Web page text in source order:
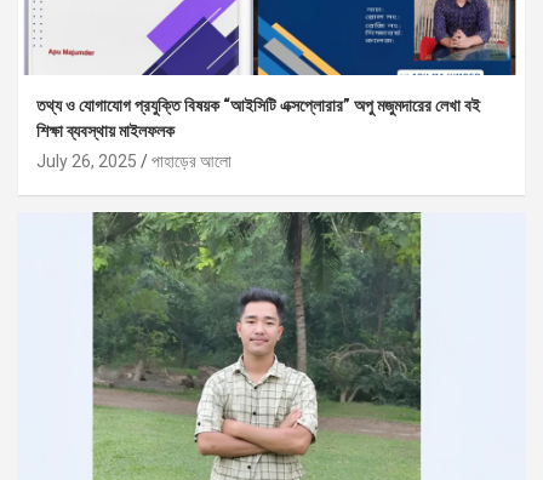
তথ্য ও যোগাযোগ প্রযুক্তি বিষয়ক “আইসিটি এক্সপ্লোরার” অপু মজুমদারের লেখা বই
শিক্ষা ব্যবস্থায় মাইলফলক
July 26, 2025
পাহাড়ের আলো